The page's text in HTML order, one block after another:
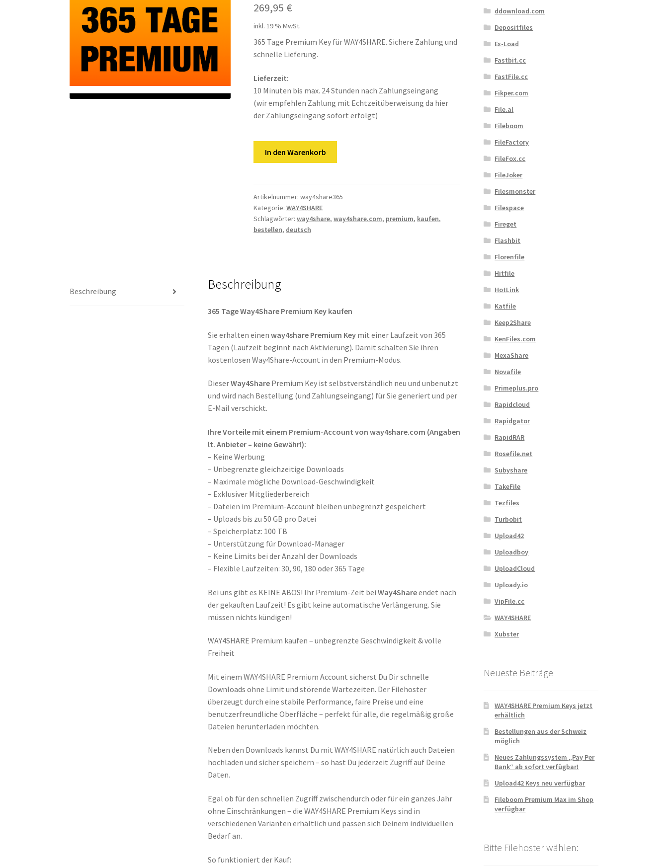
269,95 €
inkl. 19 % MwSt.
365 Tage Premium Key für WAY4SHARE. Sichere Zahlung und
schnelle Lieferung.
Lieferzeit:
10 Minuten bis max. 24 Stunden nach Zahlungseingang
(wir empfehlen Zahlung mit Echtzeitüberweisung da hier
der Zahlungseingang sofort erfolgt)
Premium
Key
Menge
In den Warenkorb
Artikelnummer:way4share365
Kategorie:WAY4SHARE
Schlagwörter:way4share,way4share.com, premium, kaufen,
bestellen, deutsch
Beschreibung Beschreibung
365 Tage Way4Share Premium Key kaufen
Sie erhalten einen way4share Premium Keymit einer Laufzeit von 365
Tagen (Laufzeit beginnt nach Aktivierung). Damit schalten Sie ihren
kostenlosen Way4Share-Account in den Premium-Modus.
DieserWay4SharePremium Key ist selbstverständlich neu und unbenutzt
und wird nach Bestellung (und Zahlungseingang) für Sie generiert und per
E-Mail verschickt.
Ihre Vorteile mit einem Premium-Account von way4share.com (Angaben
lt. Anbieter – keine Gewähr!):
– Keine Werbung
– Unbegrenzte gleichzeitige Downloads
– Maximale mögliche Download-Geschwindigkeit
– Exklusiver Mitgliederbereich
– Dateien im Premium-Account bleiben unbegrenzt gespeichert
– Uploads bis zu 50 GB pro Datei
– Speicherplatz: 100 TB
– Unterstützung für Download-Manager
– Keine Limits bei der Anzahl der Downloads
– Flexible Laufzeiten: 30, 90, 180 oder 365 Tage
Bei uns gibt es KEINE ABOS! Ihr Premium-Zeit bei Way4Shareendet nach
der gekauften Laufzeit! Es gibt keine automatische Verlängerung. Sie
müssen nichts kündigen!
WAY4SHARE Premium kaufen – unbegrenzte Geschwindigkeit & volle
Freiheit
Mit einem WAY4SHARE Premium Account sicherst Du Dir schnelle
Downloads ohne Limit und störende Wartezeiten. Der Filehoster
überzeugt durch eine stabile Performance, faire Preise und eine
benutzerfreundliche Oberfläche – perfekt für alle, die regelmäßig große
Dateien herunterladen möchten.
Neben den Downloads kannst Du mit WAY4SHARE natürlich auch Dateien
hochladen und sicher speichern – so hast Du jederzeit Zugriff auf Deine
Daten.
Egal ob für den schnellen Zugriff zwischendurch oder für ein ganzes Jahr
ohne Einschränkungen – die WAY4SHARE Premium Keys sind in
verschiedenen Varianten erhältlich und passen sich Deinem individuellen
Bedarf an.
So funktioniert der Kauf:
ddownload.com
Depositfiles
Ex-Load
Fastbit.cc
FastFile.cc
Fikper.com
File.al
Fileboom
FileFactory
FileFox.cc
FileJoker
Filesmonster
Filespace
Fireget
Flashbit
Florenfile
Hitfile
HotLink
Katfile
Keep2Share
KenFiles.com
MexaShare
Novafile
Primeplus.pro
Rapidcloud
Rapidgator
RapidRAR
Rosefile.net
Subyshare
TakeFile
Tezfiles
Turbobit
Upload42
Uploadboy
UploadCloud
Uploady.io
VipFile.cc
WAY4SHARE
Xubster
Neueste Beiträge
WAY4SHARE Premium Keys jetzt
erhältlich
Bestellungen aus der Schweiz
möglich
Neues Zahlungssystem „Pay Per
Bank“ ab sofort verfügbar!
Upload42 Keys neu verfügbar
Fileboom Premium Max im Shop
verfügbar
Bitte Filehoster wählen: